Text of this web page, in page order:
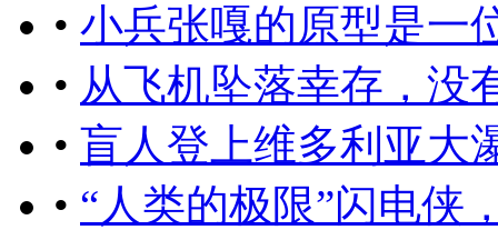
• 小兵张嘎的原型是一
• 从飞机坠落幸存，没
• 盲人登上维多利亚大
• “人类的极限”闪电侠